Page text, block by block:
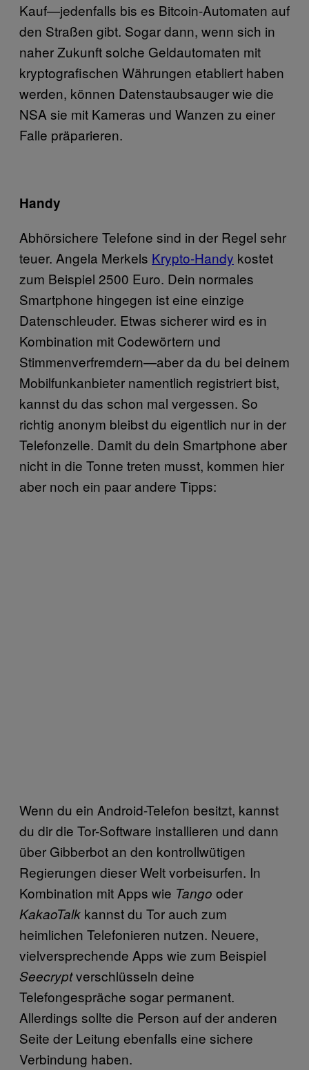
Kauf—jedenfalls bis es Bitcoin-Automaten auf
den Straßen gibt. Sogar dann, wenn sich in
naher Zukunft solche Geldautomaten mit
kryptografischen Währungen etabliert haben
werden, können Datenstaubsauger wie die
NSA sie mit Kameras und Wanzen zu einer
Falle präparieren.
Handy
Abhörsichere Telefone sind in der Regel sehr
teuer. Angela Merkels Krypto-Handy kostet
zum Beispiel 2500 Euro. Dein normales
Smartphone hingegen ist eine einzige
Datenschleuder. Etwas sicherer wird es in
Kombination mit Codewörtern und
Stimmenverfremdern—aber da du bei deinem
Mobilfunkanbieter namentlich registriert bist,
kannst du das schon mal vergessen. So
richtig anonym bleibst du eigentlich nur in der
Telefonzelle. Damit du dein Smartphone aber
nicht in die Tonne treten musst, kommen hier
aber noch ein paar andere Tipps:
Wenn du ein Android-Telefon besitzt, kannst
du dir die Tor-Software installieren und dann
über Gibberbot an den kontrollwütigen
Regierungen dieser Welt vorbeisurfen. In
Kombination mit Apps wie Tango oder
KakaoTalk kannst du Tor auch zum
heimlichen Telefonieren nutzen. Neuere,
vielversprechende Apps wie zum Beispiel
Seecryptverschlüsseln deine
Telefongespräche sogar permanent.
Allerdings sollte die Person auf der anderen
Seite der Leitung ebenfalls eine sichere
Verbindung haben.